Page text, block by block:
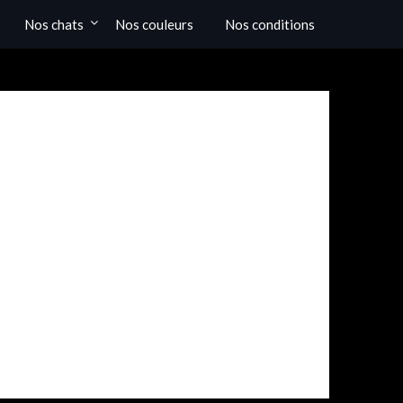
Nos chats Nos couleurs Nos conditions